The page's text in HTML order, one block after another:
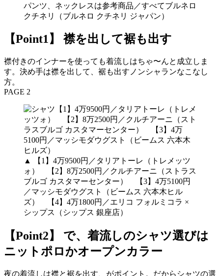
パンツ、ネックレスは参考商品／すべてブルネロ
クチネリ（ブルネロ クチネリ ジャパン）
【Point1】 襟を出して裾も出す
襟付きのインナーを使っても着流しはちゃ〜んと成立しま
す。決め手は襟を出して、裾も出すノンシャランなこなし
方。
PAGE 2
▲ 【1】4万9500円／タリアトーレ（トレメッツ
ォ） 【2】8万2500円／クルチアーニ（ストラス
ブルゴ カスタマーセンター） 【3】4万5100円
／マッシモダウグスト（ビームス 六本木ヒル
ズ） 【4】4万1800円／エリコ フォルミコラ ×
シップス（シップス 銀座店）
【Point2】 で、着流しのシャツ選びは
ニットポロかオープンカラー
夜の着流しは襟と裾を出す、がポイント。だからシャツの選